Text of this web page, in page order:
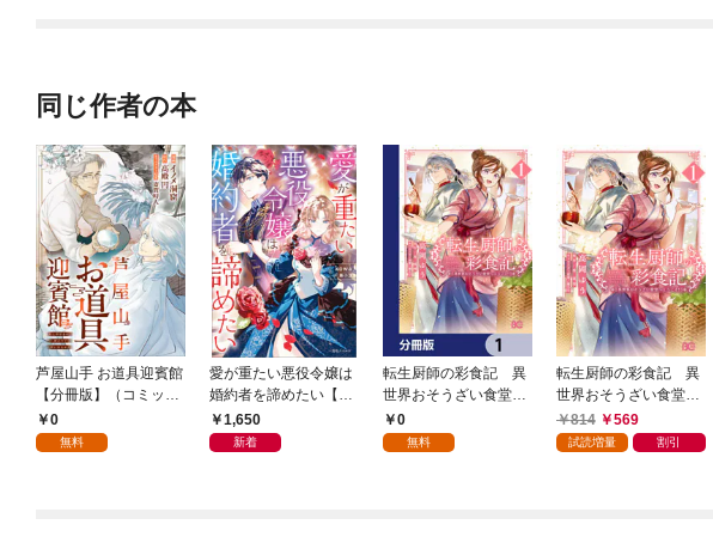
同じ作者の本
芦屋山手 お道具迎賓館
【分冊版】（コミッ
ク） １話
0
無料
愛が重たい悪役令嬢は
婚約者を諦めたい【特
典SS付】
1,650
新着
転生厨師の彩食記 異
世界おそうざい食堂へ
ようこそ！【分冊版】
1
0
無料
転生厨師の彩食記 異
世界おそうざい食堂へ
ようこそ！ 1
814 569
試読増量 割引